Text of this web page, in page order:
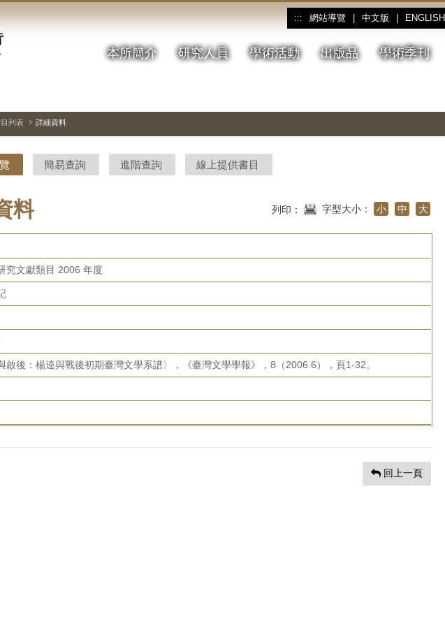
::: 網站導覽 中文版 ENGLISH
本所簡介 研究人員 學術活動 出版品 學術季刊
列表 詳細資料
簡易查詢 進階查詢 線上提供書目
料 列印： 字型大小： 小 中 大
究文獻類目 2006 年度
啟後：楊逵與戰後初期臺灣文學系譜〉，《臺灣文學學報》，8（2006.6），頁1-32。
回上一頁